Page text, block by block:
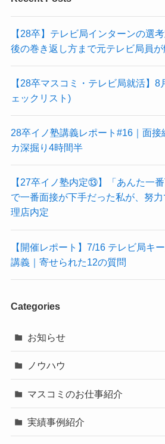
【28卒】テレビ局インターンの選
後の巻き返し方まで元テレビ局員が
【28卒マスコミ・テレビ局就活】
ェックリスト)
28卒イノ塾講義レポート#16｜面
カ深掘り4時間半
【27卒イノ塾内定⑬】「あんた一
で一番面接が下手だった私が、努
理店内定
【開催レポート】7/16 テレビ局キ
講義｜寄せられた12の質問
Categories
お知らせ
ノウハウ
マスコミのお仕事紹介
実績事例紹介